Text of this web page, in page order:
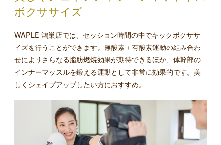
ボクササイズ
WAPLE 鴻巣店では、セッション時間の中でキックボクササ
イズを行うことができます。無酸素＋有酸素運動の組み合わ
せによりさらなる脂肪燃焼効果が期待できるほか、体幹部の
インナーマッスルを鍛える運動として非常に効果的です。美
しくシェイプアップしたい方におすすめ。